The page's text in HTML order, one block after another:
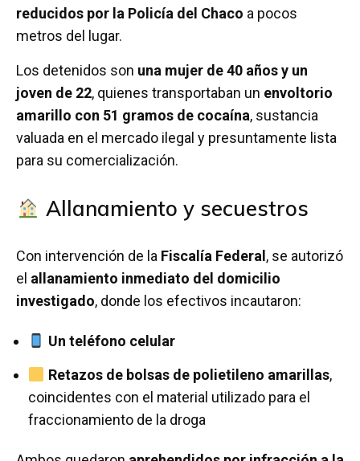
reducidos por la Policía del Chaco a pocos
metros del lugar.
Los detenidos son una mujer de 40 años y un
joven de 22, quienes transportaban un envoltorio
amarillo con 51 gramos de cocaína, sustancia
valuada en el mercado ilegal y presuntamente lista
para su comercialización.
Allanamiento y secuestros
Con intervención de la Fiscalía Federal , se autorizó
el allanamiento inmediato del domicilio
investigado, donde los efectivos incautaron:
Un teléfono celular
Retazos de bolsas de polietileno amarillas,
coincidentes con el material utilizado para el
fraccionamiento de la droga